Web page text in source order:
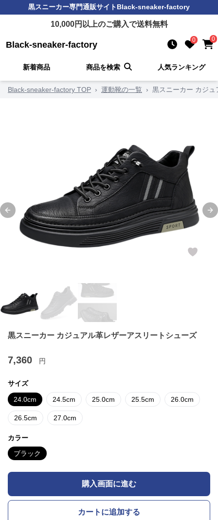
黒スニーカー専門通販サイトBlack-sneaker-factory
10,000円以上のご購入で送料無料
Black-sneaker-factory 0 0
新着商品 商品を検索 人気ランキング
Black-sneaker-factory TOP › 運動靴の一覧 › 黒スニーカー カジ
Previous slide
黒スニーカー カジュアル革レザーアスリートシューズ
7,360 円
サイズ
24.0cm 24.5cm 25.0cm 25.5cm 26.0cm
26.5cm 27.0cm
カラー
ブラック
購入画面に進む
カートに追加する